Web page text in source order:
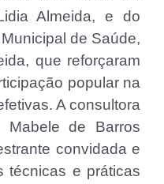
Almeida, e do
de Saúde,
que reforçaram
popular na
A consultora
de Barros
convidada e
técnicas e práticas